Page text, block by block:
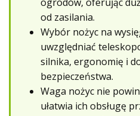
od zasilania.
Wybór nożyc na
uwzględniać
silnika, ergonomię i
bezpieczeństwa.
Waga nożyc nie
ułatwia ich obsługę